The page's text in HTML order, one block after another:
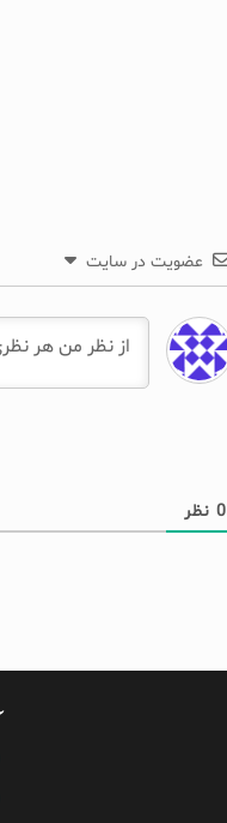
عضویت در سایت
0نظر